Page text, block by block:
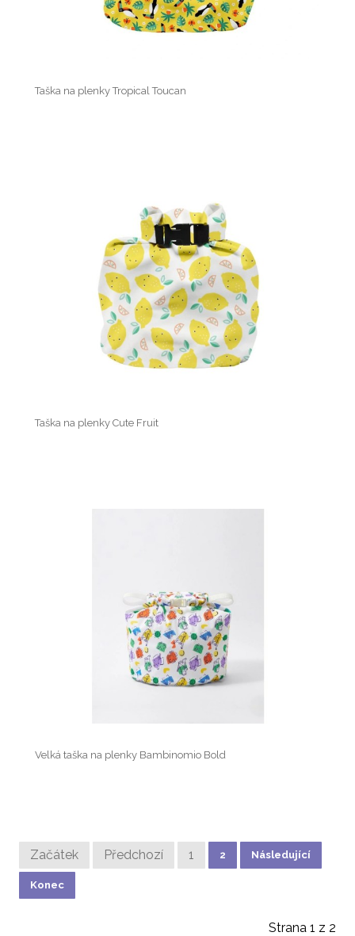
Taška na plenky Tropical Toucan
Taška na plenky Cute Fruit
Velká taška na plenky Bambinomio Bold
Začátek Předchozí 1 2 Následující
Konec
Strana 1 z 2